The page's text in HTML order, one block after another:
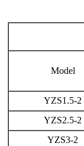
Model
YZS1.5-2
YZS2.5-2
YZS3-2